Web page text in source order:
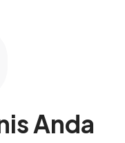
Anda